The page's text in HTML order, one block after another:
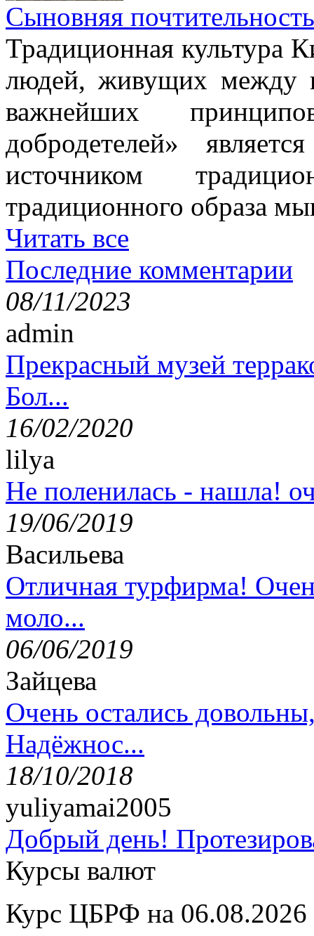
Сыновняя почтительность
Традиционная культура
людей, живущих между
важнейших
добродетелей»
источником
традиционного образа
Читать все
Последние комментарии
08/11/2023
admin
Прекрасный музей
Бол...
16/02/2020
lilya
Не поленилась - нашла!
19/06/2019
Васильева
Отличная турфирма!
моло...
06/06/2019
Зайцева
Очень остались
Надёжнос...
18/10/2018
yuliyamai2005
Добрый день!
Курсы валют
Курс ЦБРФ на 06.08.2026